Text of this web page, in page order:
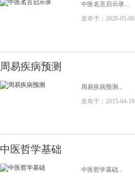
中医名言启示录...
发布于：2020-05-06
周易疾病预测
周易疾病预测...
发布于：2015-04-19
中医哲学基础
中医哲学基础...